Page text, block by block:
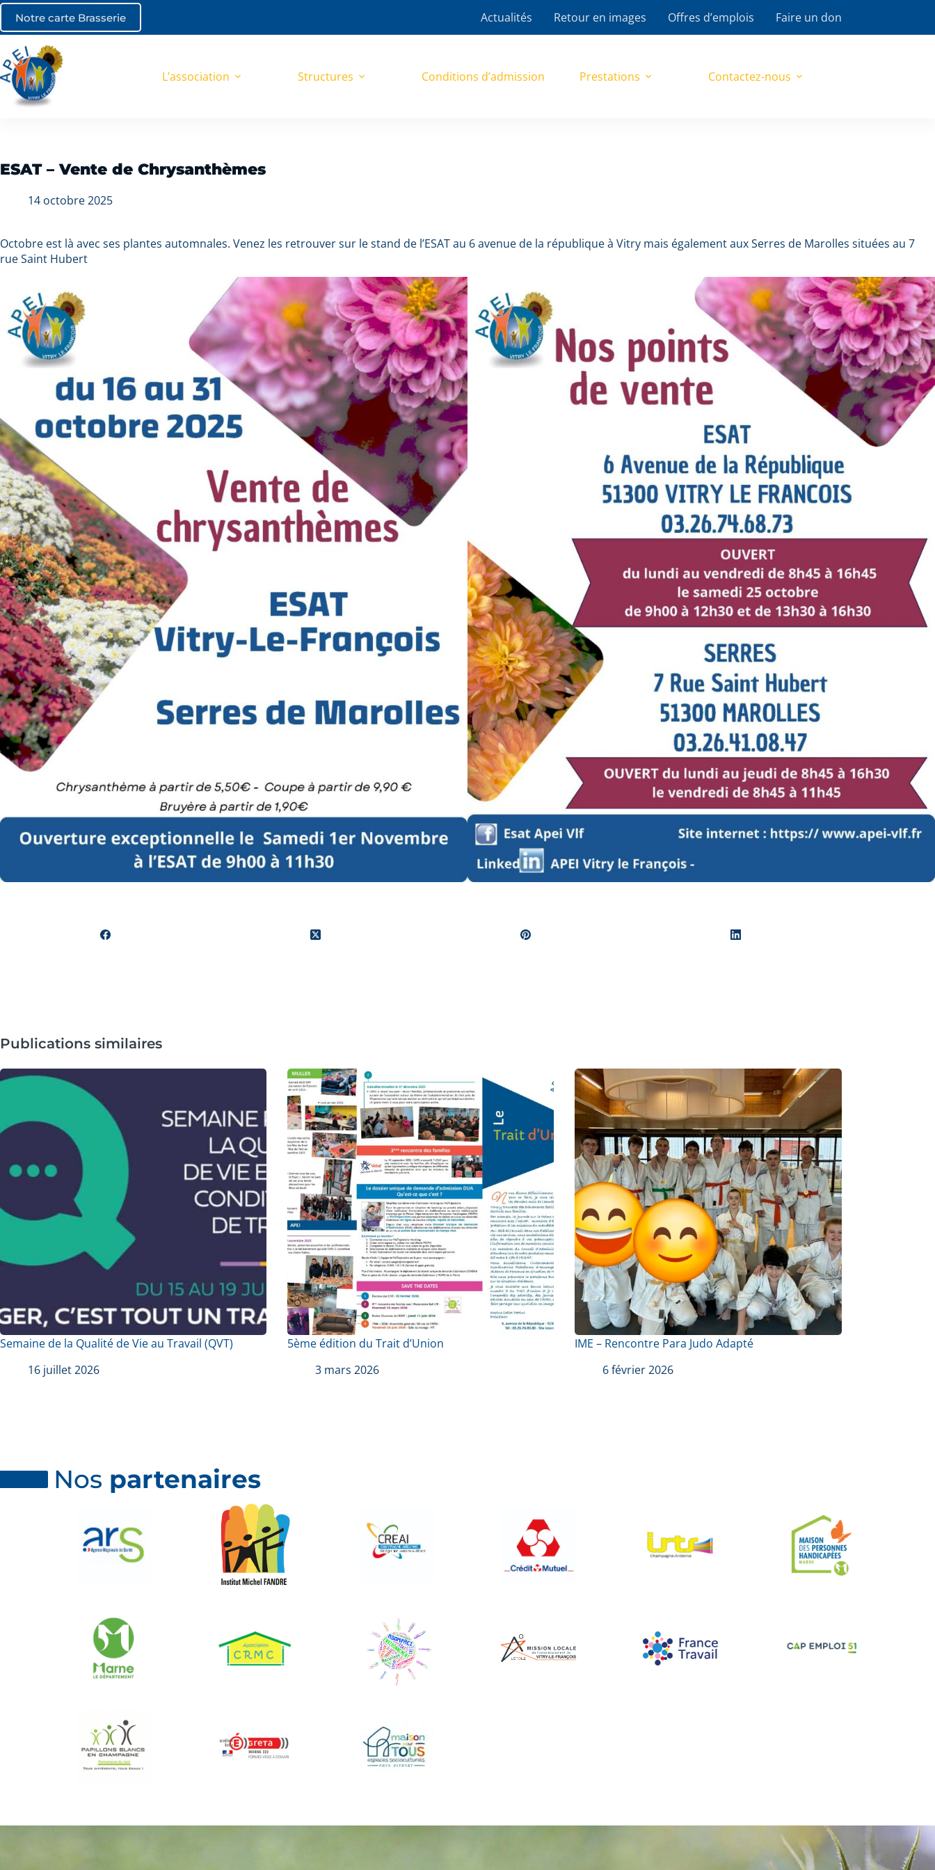
Notre carte Brasserie Actualités Retour en images Offres d’emplois Faire un don
L’association Structures Conditions d’admission Prestations Contactez-nous
ESAT – Vente de Chrysanthèmes
14 octobre 2025
Octobre est là avec ses plantes automnales. Venez les retrouver sur le stand de l’ESAT au 6 avenue de la république à Vitry mais également aux Serres de Marolles situées au 7
rue Saint Hubert
Publications similaires
Semaine de la Qualité de Vie au Travail (QVT)
16 juillet 2026
5ème édition du Trait d’Union
3 mars 2026
IME – Rencontre Para Judo Adapté
6 février 2026
Nos partenaires